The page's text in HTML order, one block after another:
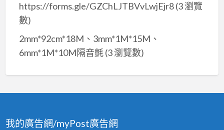
https://forms.gle/GZChLJTBVvLwjEjr8(3 瀏覽
數)
2mm*92cm*18M、3mm*1M*15M、
6mm*1M*10M隔音氈(3 瀏覽數)
我的廣告網/myPost廣告網